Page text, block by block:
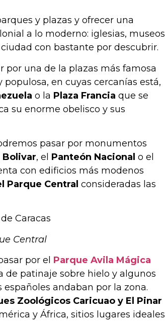
y plazas y ofrecer una
a lo moderno: iglesias, museos
con bastante por descubrir.
por una de la plazas más famosa
populosa, en cuyas cercanías está,
o la Plaza Francia que se
su enorme obelisco y sus
pasar por monumentos
Bolivar, el Panteón Nacional o el
con edificios más modenos
Parque Central consideradas las
Central
por el Parque Avila Mágica
de patinaje sobre hielo y algunos
andaban por la zona.
Zoológicos Caricuao y El Pinar
y África, sitios lugares ideales